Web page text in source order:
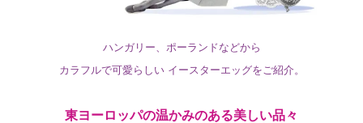
ハンガリー、ポーランドなどから
カラフルで可愛らしい イースターエッグをご紹介。
東ヨーロッパの温かみのある美しい品々